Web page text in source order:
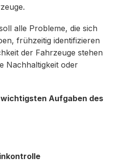
alle Probleme, die sich
frühzeitig identifizieren
der Fahrzeuge stehen
Nachhaltigkeit oder
Aufgaben des